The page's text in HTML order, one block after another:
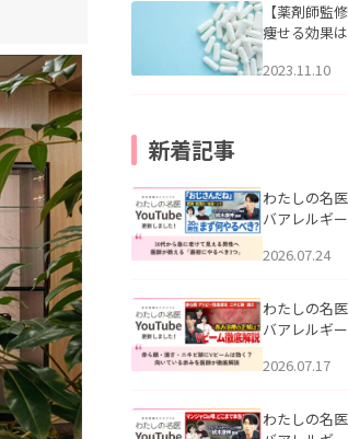
【薬剤師監
痩せる効果
2023.11.10
新着記事
わたしの名
バアレルギ
える男性へ｜
公開いたし
2026.07.24
わたしの名
バアレルギ
跡にVビーム
説」を公開
2026.07.17
わたしの名